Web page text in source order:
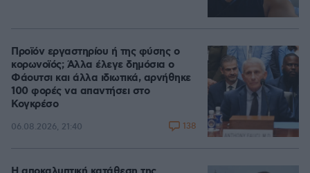
Προϊόν εργαστηρίου ή της φύσης ο
κορωνοϊός; Άλλα έλεγε δημόσια ο
Φάουτσι και άλλα ιδιωτικά, αρνήθηκε
100 φορές να απαντήσει στο
Κογκρέσο
06.08.2026, 21:40 138